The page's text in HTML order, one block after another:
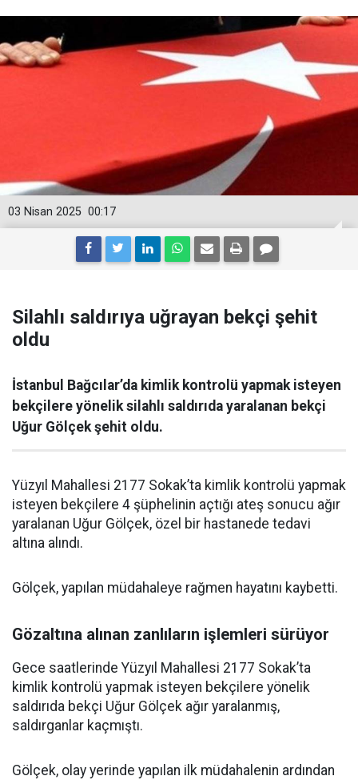
00:17
03 Nisan 2025
Silahlı saldırıya uğrayan bekçi şehit
oldu
İstanbul Bağcılar’da kimlik kontrolü yapmak isteyen
bekçilere yönelik silahlı saldırıda yaralanan bekçi
Uğur Gölçek şehit oldu.
Yüzyıl Mahallesi 2177 Sokak’ta kimlik kontrolü yapmak
isteyen bekçilere 4 şüphelinin açtığı ateş sonucu ağır
yaralanan Uğur Gölçek, özel bir hastanede tedavi
altına alındı.
Gölçek, yapılan müdahaleye rağmen hayatını kaybetti.
Gözaltına alınan zanlıların işlemleri sürüyor
Gece saatlerinde Yüzyıl Mahallesi 2177 Sokak’ta
kimlik kontrolü yapmak isteyen bekçilere yönelik
saldırıda bekçi Uğur Gölçek ağır yaralanmış,
saldırganlar kaçmıştı.
Gölçek, olay yerinde yapılan ilk müdahalenin ardından